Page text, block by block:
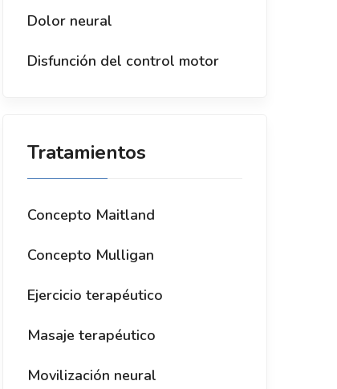
Dolor neural
Disfunción del control motor
Tratamientos
Concepto Maitland
Concepto Mulligan
Ejercicio terapéutico
Masaje terapéutico
Movilización neural